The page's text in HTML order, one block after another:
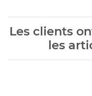
Les clients
les